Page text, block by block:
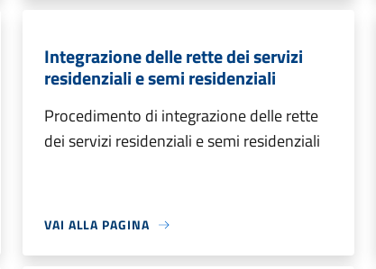
Integrazione delle rette dei servizi
residenziali e semi residenziali
Procedimento di integrazione delle rette
dei servizi residenziali e semi residenziali
VAI ALLA PAGINA